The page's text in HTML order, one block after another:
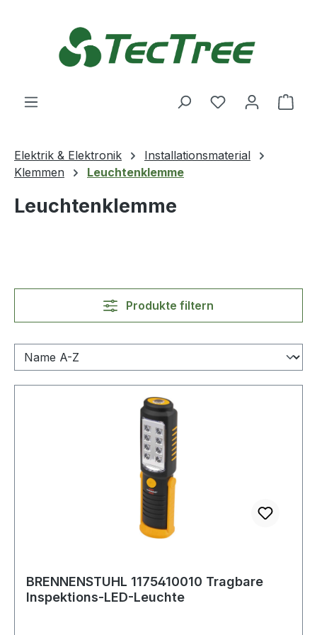
Du hast 0
Elektrik & Elektronik
Installationsmaterial
Klemmen
Leuchtenklemme
Leuchtenklemme
Produkte filtern
BRENNENSTUHL 1175410010 Tragbare
Inspektions-LED-Leuchte